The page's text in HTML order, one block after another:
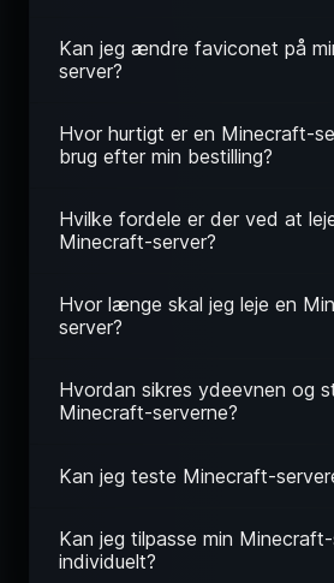
Kan jeg ændre faviconet på
server?
Hvor hurtigt er en Minecraft-
brug efter min bestilling?
Hvilke fordele er der ved at
Minecraft-server?
Hvor længe skal jeg leje en
server?
Hvordan sikres ydeevnen og
Minecraft-serverne?
Kan jeg teste Minecraft-
Kan jeg tilpasse min
individuelt?